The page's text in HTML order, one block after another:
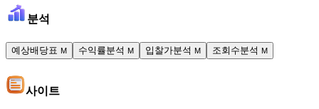
분석
예상배당표 M 수익률분석 M 입찰가분석 M 조회수분석 M
사이트